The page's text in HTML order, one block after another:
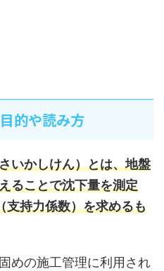
的や読み方
いかしけん）とは、地盤
ることで沈下量を測定
支持力係数）を求めるも
めの施工管理に利用され